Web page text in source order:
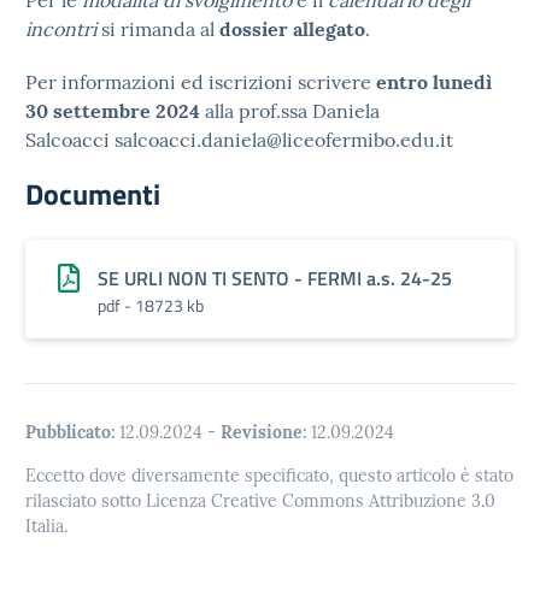
incontrisi rimanda al dossier allegato.
Per informazioni ed iscrizioni scrivere entro lunedì
30 settembre 2024 alla prof.ssa Daniela
Salcoacci salcoacci.daniela@liceofermibo.edu.it
Documenti
SE URLI NON TI SENTO - FERMI a.s. 24-25
pdf - 18723 kb
Pubblicato: 12.09.2024 - Revisione: 12.09.2024
Eccetto dove diversamente specificato, questo articolo è stato
rilasciato sotto Licenza Creative Commons Attribuzione 3.0
Italia.